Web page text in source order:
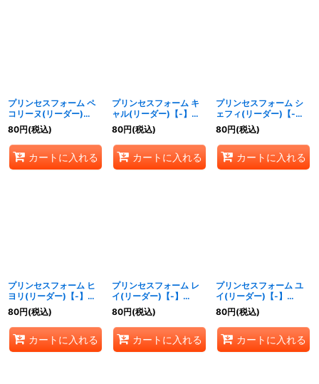
プリンセスフォーム ペ
コリーヌ(リーダー)
【-】{CP04-PR09}
《ロイヤル》
80円(税込)
カートに入れる
プリンセスフォーム キ
ャル(リーダー)【-】
{CP04-PR10}《ウィッ
チ》
80円(税込)
カートに入れる
プリンセスフォーム シ
ェフィ(リーダー)【-】
{CP04-PR11}《ドラゴ
ン》
80円(税込)
カートに入れる
プリンセスフォーム ヒ
ヨリ(リーダー)【-】
{CP04-PR12}《ドラゴ
ン》
80円(税込)
カートに入れる
プリンセスフォーム レ
イ(リーダー)【-】
{CP04-PR13}《ナイト
メア》
80円(税込)
カートに入れる
プリンセスフォーム ユ
イ(リーダー)【-】
{CP04-PR14}《ビショ
ップ》
80円(税込)
カートに入れる